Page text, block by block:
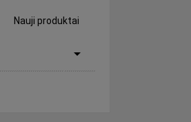
Nauji produktai
arrow_drop_down